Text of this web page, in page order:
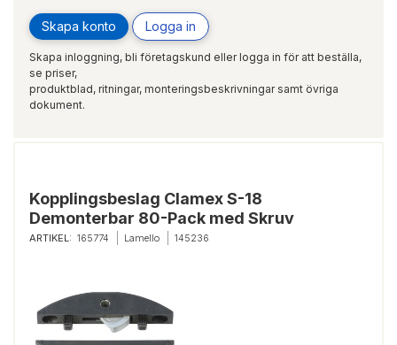
Skapa konto Logga in
Skapa inloggning, bli företagskund eller logga in för att beställa,
se priser,
produktblad, ritningar, monteringsbeskrivningar samt övriga
dokument.
Kopplingsbeslag Clamex S-18
Demonterbar 80-Pack med Skruv
ARTIKEL: 165774 Lamello 145236